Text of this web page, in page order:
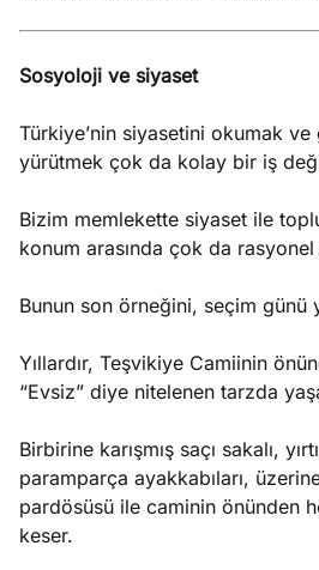
Sosyoloji ve siyaset
Türkiye’nin siyasetini okumak
yürütmek çok da kolay bir iş
Bizim memlekette siyaset ile
konum arasında çok da
Bunun son örneğini, seçim günü
Yıllardır, Teşvikiye Camiinin
“Evsiz” diye nitelenen tarzda
Birbirine karışmış saçı sakalı,
paramparça ayakkabıları,
pardösüsü ile caminin önünden
keser.